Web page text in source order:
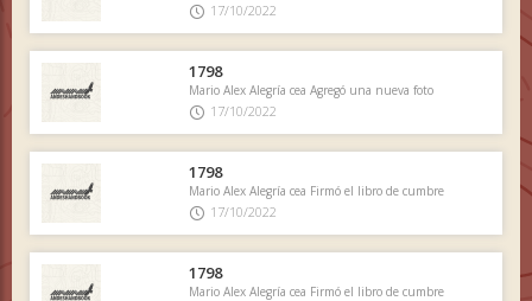
17/10/2022
1798
Mario Alex Alegría cea Agregó una nueva foto
17/10/2022
1798
Mario Alex Alegría cea Firmó el libro de cumbre
17/10/2022
1798
Mario Alex Alegría cea Firmó el libro de cumbre